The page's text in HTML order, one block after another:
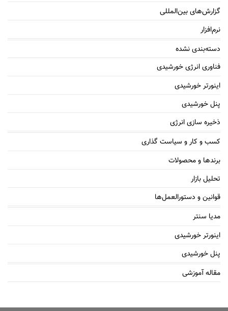
گزارش‌های بین‌المللی
نرم‌افزار
دسته‌بندی نشده
فناوری انرژی خورشیدی
اینورتر خورشیدی
پنل خورشیدی
ذخیره سازی انرژی
کسب و کار و سیاست گذاری
برندها و محصولات
تحلیل بازار
قوانین و دستورالعمل‌ها
مدیا سنتر
اینورتر خورشیدی
پنل خورشیدی
مقاله آموزشی